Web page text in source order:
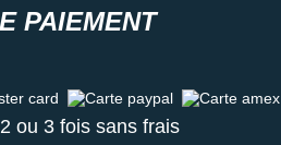
PAIEMENT
card Carte paypal Carte amex
ou 3 fois sans frais